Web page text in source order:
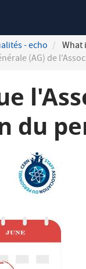
- echo
What
(AG) de
du